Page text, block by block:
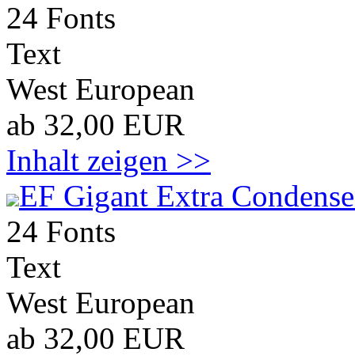
24 Fonts
Text
West European
ab 32,00 EUR
Inhalt zeigen >>
EF Gigant Extra
24 Fonts
Text
West European
ab 32,00 EUR